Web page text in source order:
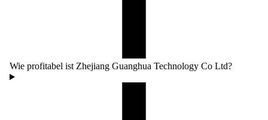
Wie profitabel ist Zhejiang Guanghua Technology Co Ltd?